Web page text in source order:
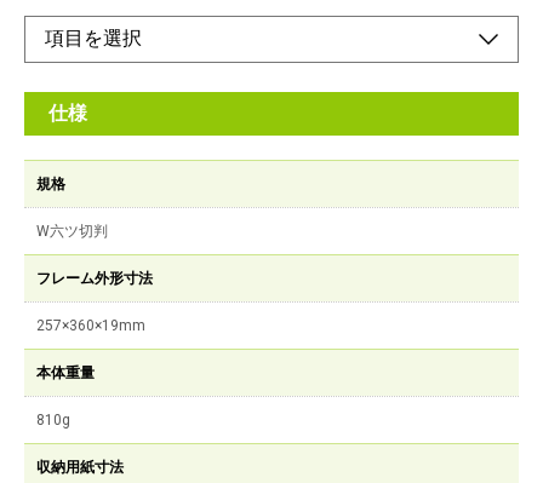
仕様
規格
W六ツ切判
フレーム外形寸法
257×360×19mm
本体重量
810g
収納用紙寸法